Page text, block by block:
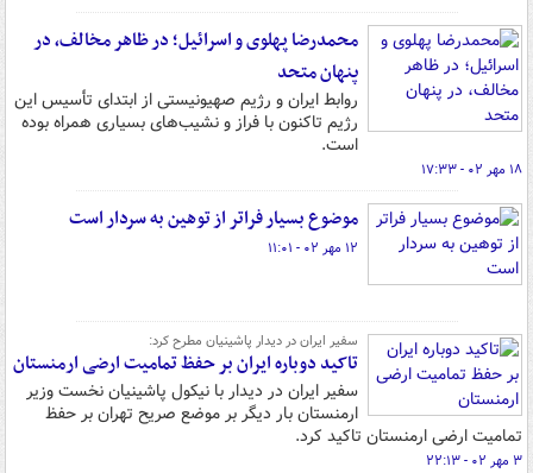
محمدرضا پهلوی و اسرائیل؛ در ظاهر مخالف، در
پنهان متحد
روابط ایران و رژیم صهیونیستی از ابتدای تأسیس این
رژیم تاکنون با فراز و نشیب‌های بسیاری همراه بوده
است.
۱۸ مهر ۰۲ - ۱۷:۳۳
موضوع بسیار فراتر از توهین به سردار است
۱۲ مهر ۰۲ - ۱۱:۰۱
سفیر ایران در دیدار پاشینیان مطرح کرد:
تاکید دوباره ایران بر حفظ تمامیت ارضی ارمنستان
سفیر ایران در دیدار با نیکول پاشینیان نخست وزیر
ارمنستان بار دیگر بر موضع صریح تهران بر حفظ
تمامیت ارضی ارمنستان تاکید کرد.
۳ مهر ۰۲ - ۲۲:۱۳